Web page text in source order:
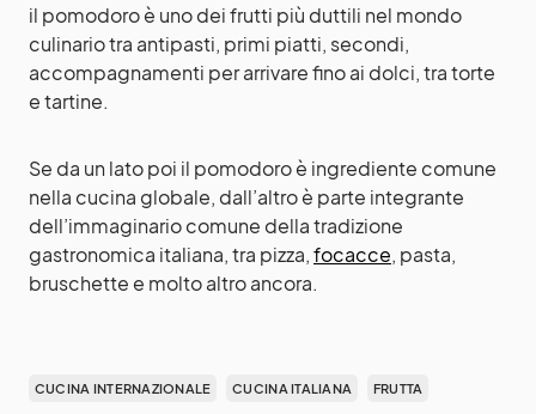
il pomodoro è uno dei frutti più duttili nel mondo
culinario tra antipasti, primi piatti, secondi,
accompagnamenti per arrivare fino ai dolci, tra torte
e tartine.
Se da un lato poi il pomodoro è ingrediente comune
nella cucina globale, dall’altro è parte integrante
dell’immaginario comune della tradizione
gastronomica italiana, tra pizza,focacce, pasta,
bruschette e molto altro ancora.
CUCINA INTERNAZIONALE CUCINA ITALIANA FRUTTA